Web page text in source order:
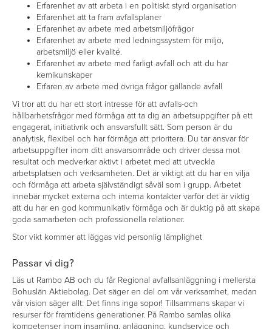
Erfarenhet av att arbeta i en politiskt styrd organisation
Erfarenhet att ta fram avfallsplaner
Erfarenhet av arbete med arbetsmiljöfrågor
Erfarenhet av arbete med ledningssystem för miljö,
arbetsmiljö eller kvalité.
Erfarenhet av arbete med farligt avfall och att du har
kemikunskaper
Erfaren av arbete med övriga frågor gällande avfall
Vi tror att du har ett stort intresse för att avfalls-och
hållbarhetsfrågor med förmåga att ta dig an arbetsuppgifter på ett
engagerat, initiativrik och ansvarsfullt sätt. Som person är du
analytisk, flexibel och har förmåga att prioritera. Du tar ansvar för
arbetsuppgifter inom ditt ansvarsområde och driver dessa mot
resultat och medverkar aktivt i arbetet med att utveckla
arbetsplatsen och verksamheten. Det är viktigt att du har en vilja
och förmåga att arbeta självständigt såväl som i grupp. Arbetet
innebär mycket externa och interna kontakter varför det är viktig
att du har en god kommunikativ förmåga och är duktig på att skapa
goda samarbeten och professionella relationer.
Stor vikt kommer att läggas vid personlig lämplighet
Passar vi dig?
Läs ut Rambo AB och du får Regional avfallsanläggning i mellersta
Bohuslän Aktiebolag. Det säger en del om vår verksamhet, medan
vår vision säger allt: Det finns inga sopor! Tillsammans skapar vi
resurser för framtidens generationer. På Rambo samlas olika
kompetenser inom insamling, anläggning, kundservice och